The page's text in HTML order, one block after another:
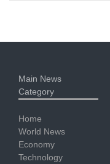
Main News
Category
Home
World News
Economy
Technology